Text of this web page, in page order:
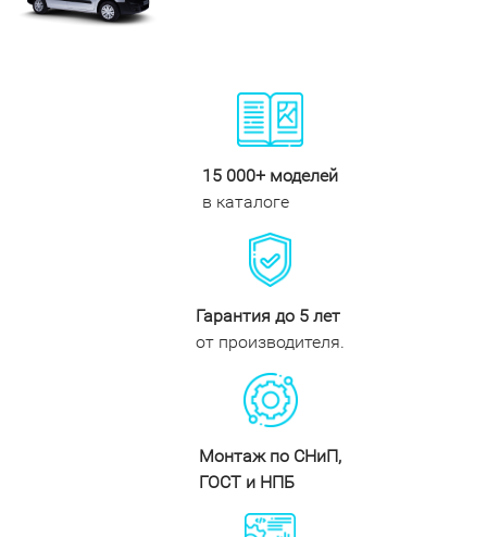
15 000+ моделей
в каталоге
Гарантия до 5 лет
от производителя.
Монтаж по СНиП,
ГОСТ и НПБ